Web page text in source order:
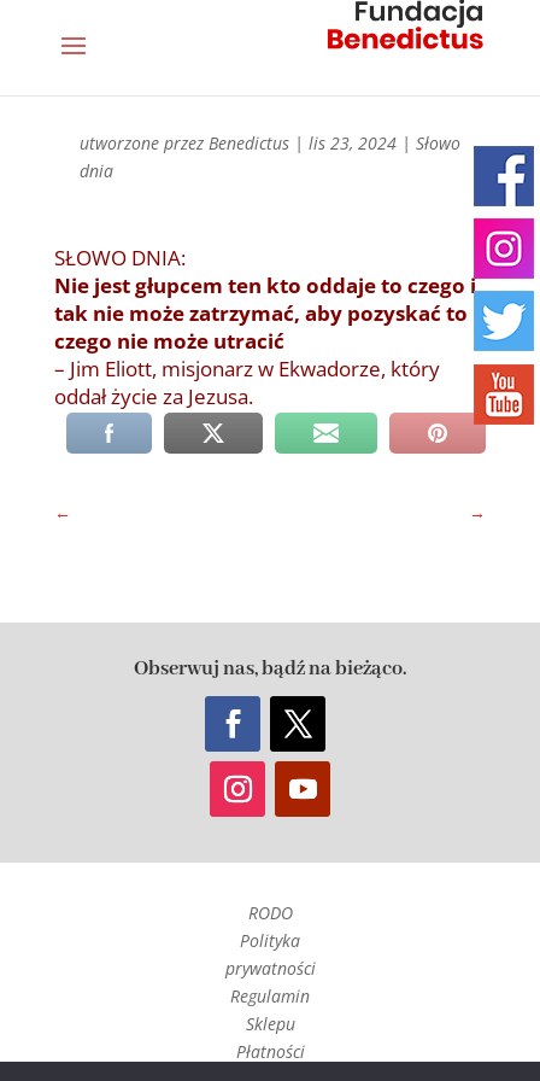
utworzone przez Benedictus| lis 23, 2024| Słowo
dnia
SŁOWO DNIA:
Nie jest głupcem ten kto oddaje to czego i
tak nie może zatrzymać, aby pozyskać to
czego nie może utracić
– Jim Eliott, misjonarz w Ekwadorze, który
oddał życie za Jezusa.
← →
Obserwuj nas, bądź na bieżąco.
RODO
Polityka
prywatności
Regulamin
Sklepu
Płatności